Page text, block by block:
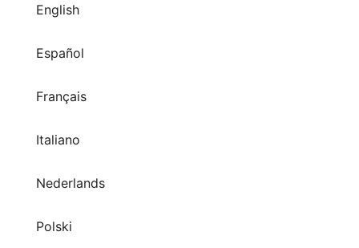
English
Español
Français
Italiano
Nederlands
Polski